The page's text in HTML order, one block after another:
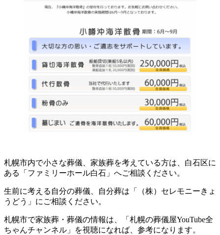
札幌市内で小さな葬儀、家族葬を考えている方は、白石区に
ある「ファミリーホール白石」へご相談ください。
生前に考える自分の葬儀、自分葬は「（株）セレモニーきょ
うどう」にご相談ください。
札幌市で家族葬・葬儀の情報は、「札幌の葬儀屋YouTube全
ちゃんチャンネル」を視聴になれば、参考になります。